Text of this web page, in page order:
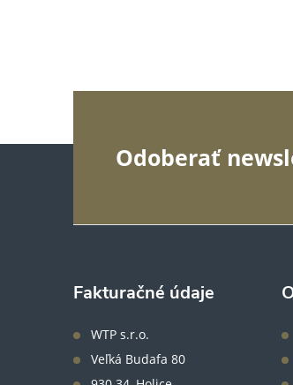
Odoberať
Fakturačné údaje
WTP s.r.o.
Veľká Budafa 80